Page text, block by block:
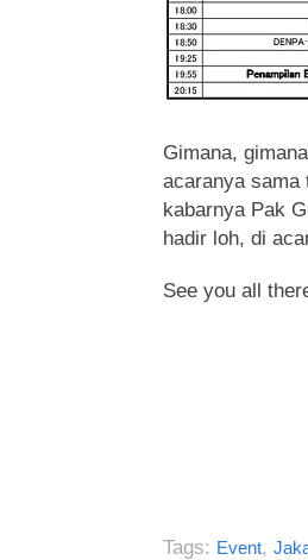
Gimana,
acaranya sama
kabarnya Pak
hadir loh, di
See you all
Tags: Event,